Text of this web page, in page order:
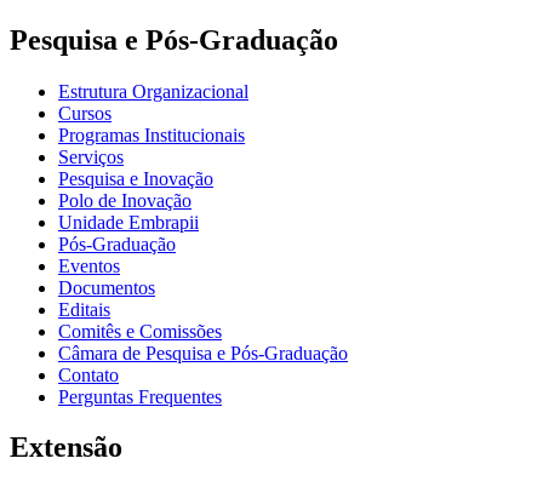
Pesquisa e Pós-Graduação
Estrutura Organizacional
Cursos
Programas Institucionais
Serviços
Pesquisa e Inovação
Polo de Inovação
Unidade Embrapii
Pós-Graduação
Eventos
Documentos
Editais
Comitês e Comissões
Câmara de Pesquisa e Pós-Graduação
Contato
Perguntas Frequentes
Extensão